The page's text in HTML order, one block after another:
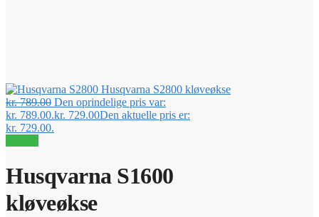
Husqvarna S2800 kløveøkse
kr.789.00 Den oprindelige pris var:
kr. 789.00.kr. 729.00Den aktuelle pris er:
kr. 729.00.
Husqvarna S1600
kløveøkse